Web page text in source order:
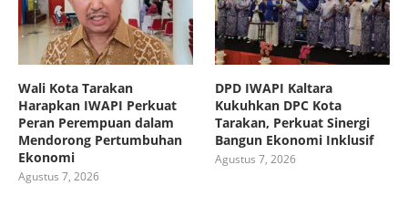
Wali Kota Tarakan
Harapkan IWAPI Perkuat
Peran Perempuan dalam
Mendorong Pertumbuhan
Ekonomi
Agustus 7, 2026
DPD IWAPI Kaltara
Kukuhkan DPC Kota
Tarakan, Perkuat Sinergi
Bangun Ekonomi Inklusif
Agustus 7, 2026